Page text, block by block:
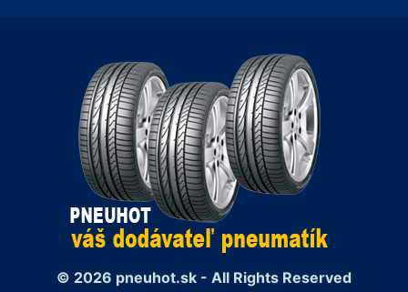
© 2026 pneuhot.sk - All Rights Reserved